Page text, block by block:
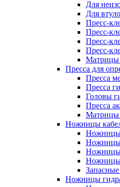
Для
Для
Пресс-
Пресс-
Пресс-
Пресс-
Пресса для
Пресса
Пресса
Головы
Пресса
Матрицы
Ножницы
Ножницы
Ножницы
Ножницы